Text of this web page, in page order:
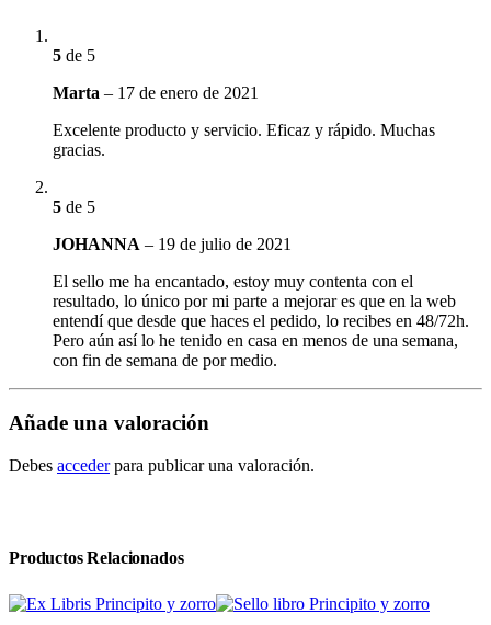
5 de 5
Marta – 17 de enero de 2021
Excelente producto y servicio. Eficaz y rápido. Muchas
gracias.
5 de 5
JOHANNA – 19 de julio de 2021
El sello me ha encantado, estoy muy contenta con el
resultado, lo único por mi parte a mejorar es que en la web
entendí que desde que haces el pedido, lo recibes en 48/72h.
Pero aún así­ lo he tenido en casa en menos de una semana,
con fin de semana de por medio.
Añade una valoración
Debes accederpara publicar una valoración.
Productos Relacionados